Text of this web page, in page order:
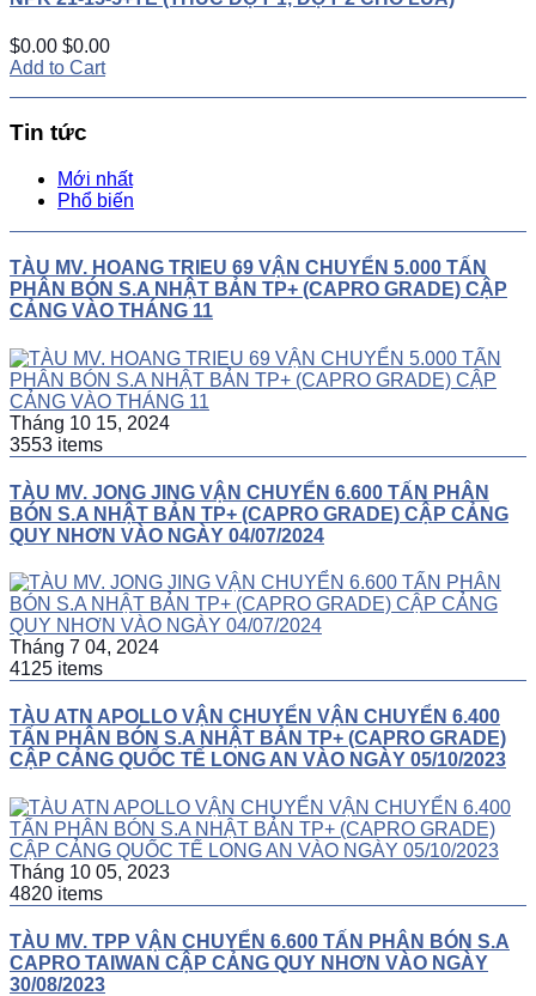
$0.00 $0.00
Add to Cart
Tin tức
Mới nhất
Phổ biến
TÀU MV. HOANG TRIEU 69 VẬN CHUYỂN 5.000 TẤN
PHÂN BÓN S.A NHẬT BẢN TP+ (CAPRO GRADE) CẬP
CẢNG VÀO THÁNG 11
Tháng 10 15, 2024
3553 items
TÀU MV. JONG JING VẬN CHUYỂN 6.600 TẤN PHÂN
BÓN S.A NHẬT BẢN TP+ (CAPRO GRADE) CẬP CẢNG
QUY NHƠN VÀO NGÀY 04/07/2024
Tháng 7 04, 2024
4125 items
TÀU ATN APOLLO VẬN CHUYỂN VẬN CHUYỂN 6.400
TẤN PHÂN BÓN S.A NHẬT BẢN TP+ (CAPRO GRADE)
CẬP CẢNG QUỐC TẾ LONG AN VÀO NGÀY 05/10/2023
Tháng 10 05, 2023
4820 items
TÀU MV. TPP VẬN CHUYỂN 6.600 TẤN PHÂN BÓN S.A
CAPRO TAIWAN CẬP CẢNG QUY NHƠN VÀO NGÀY
30/08/2023